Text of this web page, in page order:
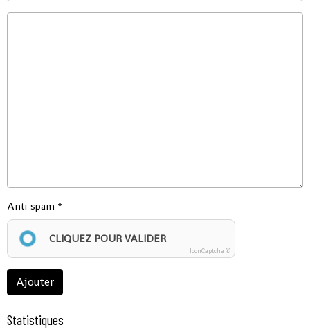
Anti-spam
CLIQUEZ POUR VALIDER
IconCaptcha ©
Ajouter
Statistiques